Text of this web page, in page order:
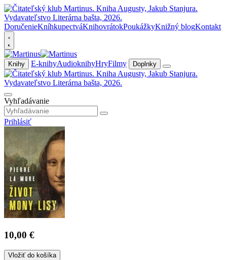
DoručenieKníhkupectváKnihovrátokPoukážkyKnižný blogKontakt
Knihy E-knihyAudioknihyHryFilmy Doplnky
Vyhľadávanie
Prihlásiť
10,00 €
Vložiť do košíka